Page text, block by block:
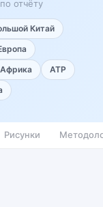
отчёту
Китай
Африка
АТР
Рисунки